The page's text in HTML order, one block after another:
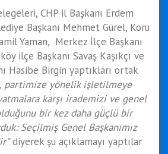
CHP il Başkanı Erdem
Başkanı Mehmet Gürel, Koru
Yaman, Merkez İlçe Başkanı
ilçe Başkanı Savaş Kaşıkçı ve
Hasibe Birgin yaptıkları ortak
partimize yönelik işletilmeye
karşı irademizi ve genel
bir kez daha güçlü bir
Seçilmiş Genel Başkanımız
diyerek şu açıklamayı yaptılar